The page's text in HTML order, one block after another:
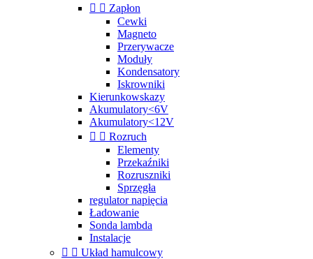
  Zapłon
Cewki
Magneto
Przerywacze
Moduły
Kondensatory
Iskrowniki
Kierunkowskazy
Akumulatory<6V
Akumulatory<12V
  Rozruch
Elementy
Przekaźniki
Rozruszniki
Sprzęgła
regulator napięcia
Ładowanie
Sonda lambda
Instalacje
  Układ hamulcowy